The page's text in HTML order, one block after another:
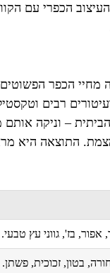
הכפרי עם
מחיי הכפר
רבים
– וניקה
אפור, בז', גווני עץ טבעי.
בטון, זכוכית, פשתן.